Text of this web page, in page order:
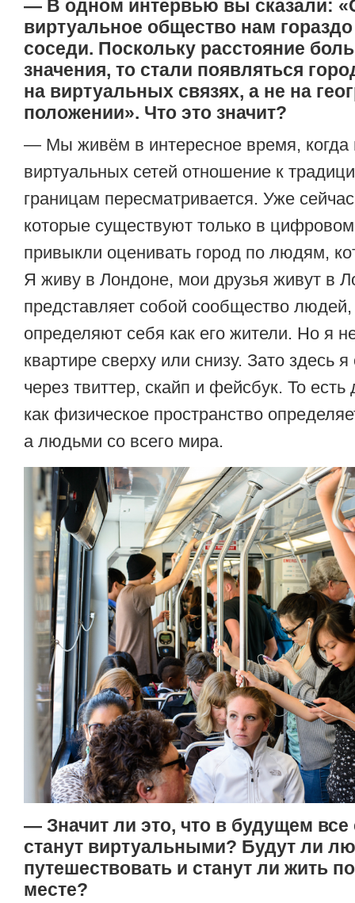
— В одном интервью вы сказали:
виртуальное общество нам
соседи. Поскольку расстояние
значения, то стали появляться
на виртуальных связях, а не на
положении». Что это значит?
— Мы живём в интересное время, когда
виртуальных сетей отношение к
границам пересматривается. Уже
которые существуют только в
привыкли оценивать город по людям,
Я живу в Лондоне, мои друзья живут в
представляет собой сообщество
определяют себя как его жители. Но я
квартире сверху или снизу. Зато
через твиттер, скайп и фейсбук. То
как физическое пространство
а людьми со всего мира.
— Значит ли это, что в будущем
станут виртуальными? Будут ли
путешествовать и станут ли жить
месте?